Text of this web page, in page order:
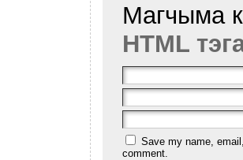
Магчыма
HTML
Save my name,
comment.